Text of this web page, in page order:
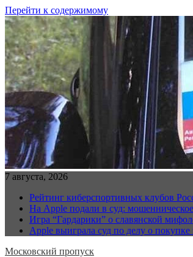
Перейти к содержимому
7 августа, 2026
Рейтинг киберспортивных клубов
На Apple подали в суд:
Игра “Гардарики” о славянской
Apple выиграла суд по делу о
Московский пропуск